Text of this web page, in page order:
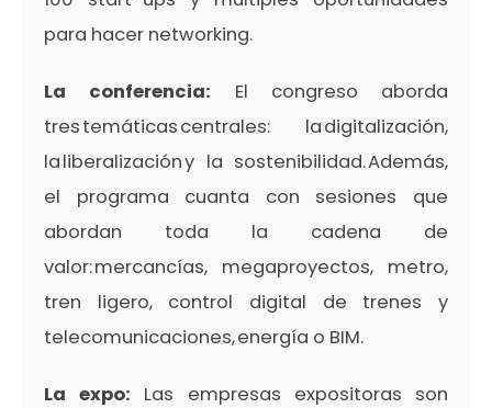
para hacer networking.
La conferencia: El congreso aborda
tres temáticas centrales: la digitalización,
la liberalización y la sostenibilidad. Además,
el programa cuanta con sesiones que
abordan toda la cadena de
valor: mercancías, megaproyectos, metro,
tren ligero, control digital de trenes y
telecomunicaciones, energía o BIM.
La expo: Las empresas expositoras son